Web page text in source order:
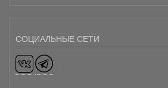
СОЦИАЛЬНЫЕ СЕТИ